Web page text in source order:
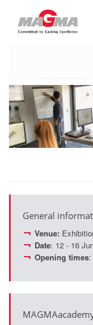
MAGMA Europe,
DE
EN
CS
MAGMA North-
ES
EN
MAGMA South-
MAGMA Türkiye
General
Venue:
Date: 12 - 16
Opening times